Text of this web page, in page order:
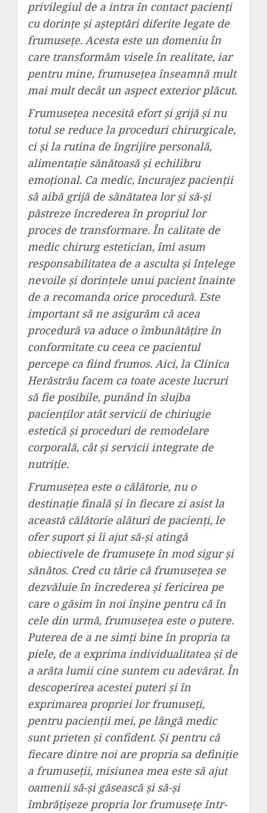
privilegiul de a intra în contact pacienți
cu dorințe și așteptări diferite legate de
frumusețe. Acesta este un domeniu în
care transformăm visele în realitate, iar
pentru mine, frumusețea înseamnă mult
mai mult decât un aspect exterior plăcut.
Frumusețea necesită efort și grijă și nu
totul se reduce la proceduri chirurgicale,
ci și la rutina de îngrijire personală,
alimentație sănătoasă și echilibru
emoțional. Ca medic, încurajez pacienții
să aibă grijă de sănătatea lor și să-și
păstreze încrederea în propriul lor
proces de transformare. În calitate de
medic chirurg estetician, îmi asum
responsabilitatea de a asculta și înțelege
nevoile și dorințele unui pacient înainte
de a recomanda orice procedură. Este
important să ne asigurăm că acea
procedură va aduce o îmbunătățire în
conformitate cu ceea ce pacientul
percepe ca fiind frumos. Aici, la Clinica
Herăstrău facem ca toate aceste lucruri
să fie posibile, punând în slujba
pacienților atât servicii de chiriugie
estetică și proceduri de remodelare
corporală, cât și servicii integrate de
nutriție.
Frumusețea este o călătorie, nu o
destinație finală și în fiecare zi asist la
această călătorie alături de pacienți, le
ofer suport și îi ajut să-și atingă
obiectivele de frumusețe în mod sigur și
sănătos. Cred cu tărie că frumusețea se
dezvăluie în încrederea și fericirea pe
care o găsim în noi înșine pentru că în
cele din urmă, frumusețea este o putere.
Puterea de a ne simți bine în propria ta
piele, de a exprima individualitatea și de
a arăta lumii cine suntem cu adevărat. În
descoperirea acestei puteri și în
exprimarea propriei lor frumuseți,
pentru pacienții mei, pe lângă medic
sunt prieten și confident. Și pentru că
fiecare dintre noi are propria sa definiție
a frumuseții, misiunea mea este să ajut
oamenii să-și găsească și să-și
îmbrățișeze propria lor frumusețe într-